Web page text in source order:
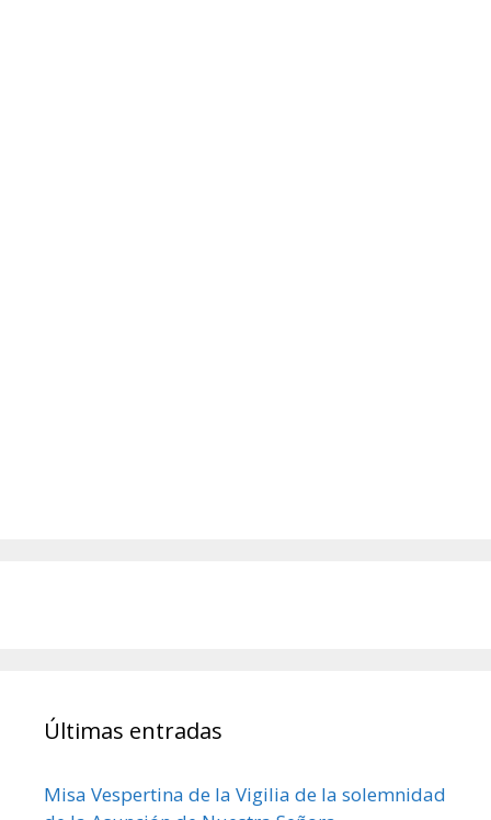
Últimas entradas
Misa Vespertina de la Vigilia de la solemnidad